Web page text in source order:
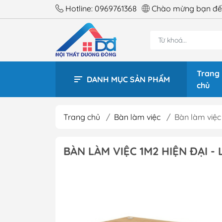
Hotline: 0969761368 Chào mừng bạn
DANH MỤC SẢN PHẨM
Trang
chủ
BÀN
Trang chủ / Bàn làm việc / Bàn làm
BÀN LÀM VIỆC 1M2 HIỆN ĐẠI -